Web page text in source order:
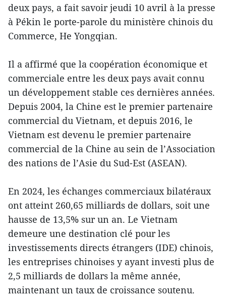
deux pays, a fait savoir jeudi 10 avril à la presse
à Pékin le porte-parole du ministère chinois du
Commerce, He Yongqian.
Il a affirmé que la coopération économique et
commerciale entre les deux pays avait connu
un développement stable ces dernières années.
Depuis 2004, la Chine est le premier partenaire
commercial du Vietnam, et depuis 2016, le
Vietnam est devenu le premier partenaire
commercial de la Chine au sein de l’Association
des nations de l’Asie du Sud-Est (ASEAN).
En 2024, les échanges commerciaux bilatéraux
ont atteint 260,65 milliards de dollars, soit une
hausse de 13,5% sur un an. Le Vietnam
demeure une destination clé pour les
investissements directs étrangers (IDE) chinois,
les entreprises chinoises y ayant investi plus de
2,5 milliards de dollars la même année,
maintenant un taux de croissance soutenu.